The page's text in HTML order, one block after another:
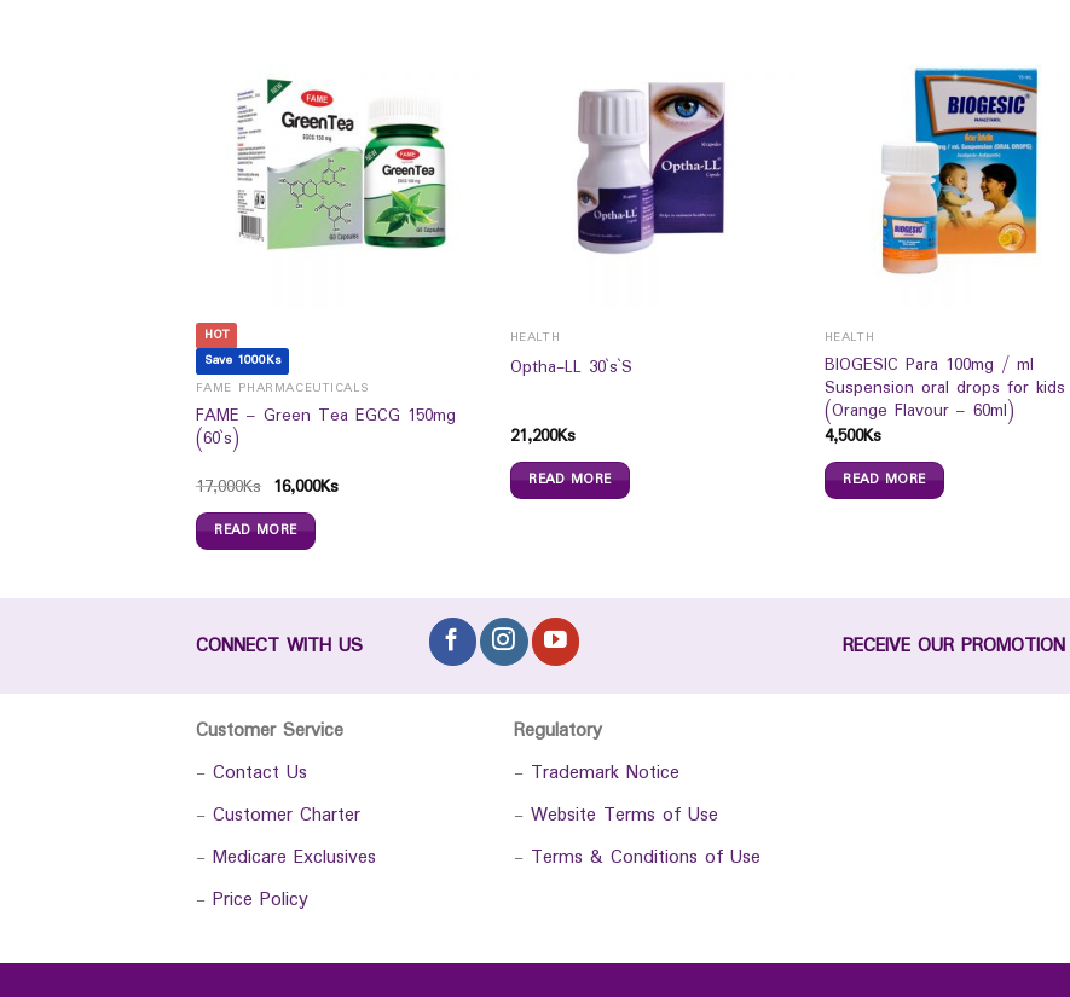
HOT
Save 1000Ks
FAME PHARMACEUTICALS
FAME – Green Tea EGCG 150mg
(60`s)
17,000Ks 16,000Ks
READ MORE
HEALTH
Optha-LL 30`s`S
21,200Ks
READ MORE
HEALTH
BIOGESIC Para 100mg / ml
Suspension oral drops for kids
(Orange Flavour – 60ml)
4,500Ks
READ MORE
CONNECT WITH US RECEIVE OUR
Customer Service
- Contact Us
- Customer Charter
- Medicare Exclusives
- Price Policy
Regulatory
- Trademark Notice
- Website Terms of Use
- Terms & Conditions of Use